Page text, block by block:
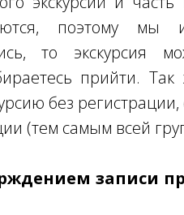
поэтому
то экскурсия
прийти.
без
(тем самым всей
записи